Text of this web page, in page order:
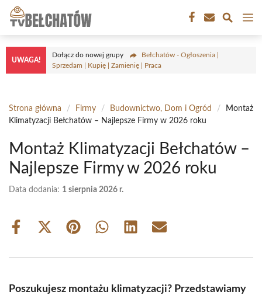
Przejdź
treści
UWAGA!
Dołącz do nowej grupy
Bełchatów - Ogłoszenia |
Sprzedam | Kupię | Zamienię | Praca
Strona główna / Firmy / Budownictwo, Dom i Ogród /
Montaż
Klimatyzacji Bełchatów – Najlepsze Firmy w 2026 roku
Montaż Klimatyzacji Bełchatów –
Najlepsze Firmy w 2026 roku
Data dodania: 1 sierpnia 2026 r.
Share
Share
(Twitter)
Share Share Share Share
Poszukujesz montażu klimatyzacji? Przedstawiamy